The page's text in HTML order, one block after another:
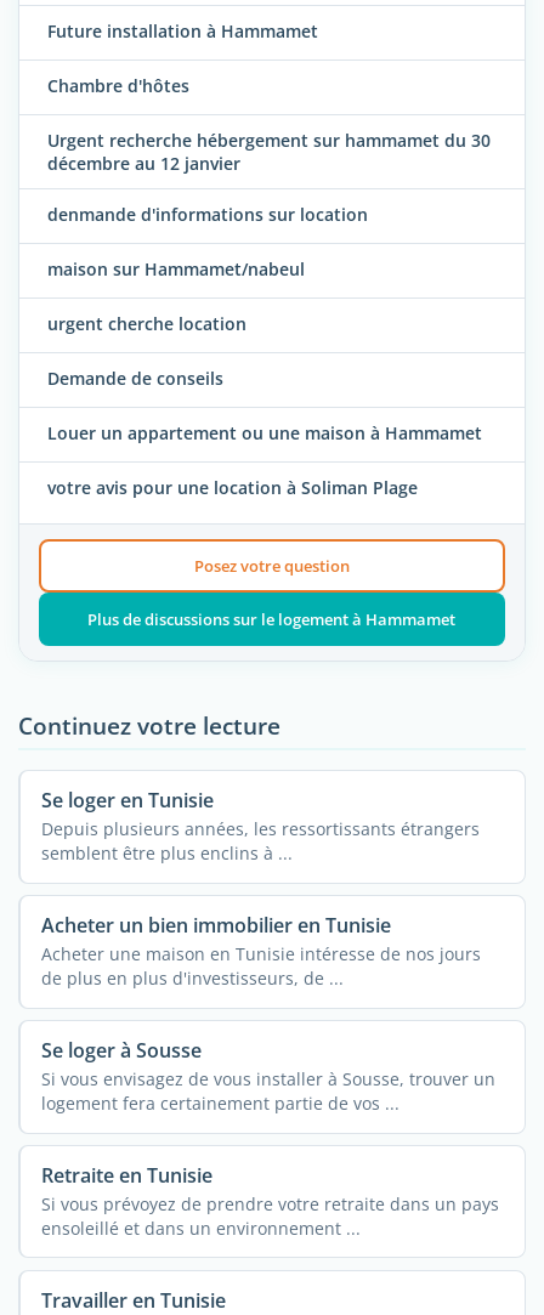
Future installation à Hammamet
Chambre d'hôtes
Urgent recherche hébergement sur hammamet du 30
décembre au 12 janvier
denmande d'informations sur location
maison sur Hammamet/nabeul
urgent cherche location
Demande de conseils
Louer un appartement ou une maison à Hammamet
votre avis pour une location à Soliman Plage
Posez votre question
Plus de discussions sur le logement à Hammamet
Continuez votre lecture
Se loger en Tunisie
Depuis plusieurs années, les ressortissants étrangers
semblent être plus enclins à ...
Acheter un bien immobilier en Tunisie
Acheter une maison en Tunisie intéresse de nos jours
de plus en plus d'investisseurs, de ...
Se loger à Sousse
Si vous envisagez de vous installer à Sousse, trouver un
logement fera certainement partie de vos ...
Retraite en Tunisie
Si vous prévoyez de prendre votre retraite dans un pays
ensoleillé et dans un environnement ...
Travailler en Tunisie